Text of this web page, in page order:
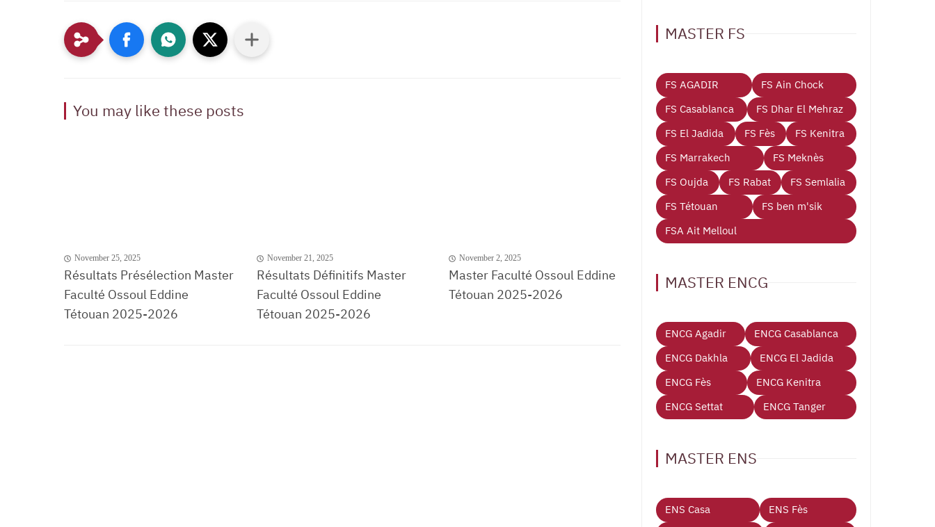
You may like these posts
November 25, 2025
Résultats Présélection Master
Faculté Ossoul Eddine
Tétouan 2025-2026
November 21, 2025
Résultats Définitifs Master
Faculté Ossoul Eddine
Tétouan 2025-2026
November 2, 2025
Master Faculté Ossoul Eddine
Tétouan 2025-2026
MASTER FS
FS AGADIR
FS Ain Chock
FS Casablanca
FS Dhar El Mehraz
FS El Jadida
FS Fès
FS Kenitra
FS Marrakech
FS Meknès
FS Oujda
FS Rabat
FS Semlalia
FS Tétouan
FS ben m'sik
FSA Ait Melloul
MASTER ENCG
ENCG Agadir
ENCG Casablanca
ENCG Dakhla
ENCG El Jadida
ENCG Fès
ENCG Kenitra
ENCG Settat
ENCG Tanger
MASTER ENS
ENS Casa
ENS Fès